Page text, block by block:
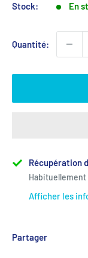
Stock: En
Quantité:
Récupération
Afficher les
Partager